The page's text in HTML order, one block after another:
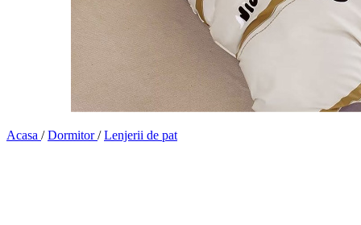
Acasa / Dormitor/ Lenjerii de pat